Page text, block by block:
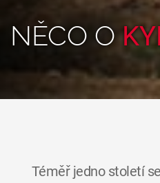
NĚCO O
Téměř jedno století se